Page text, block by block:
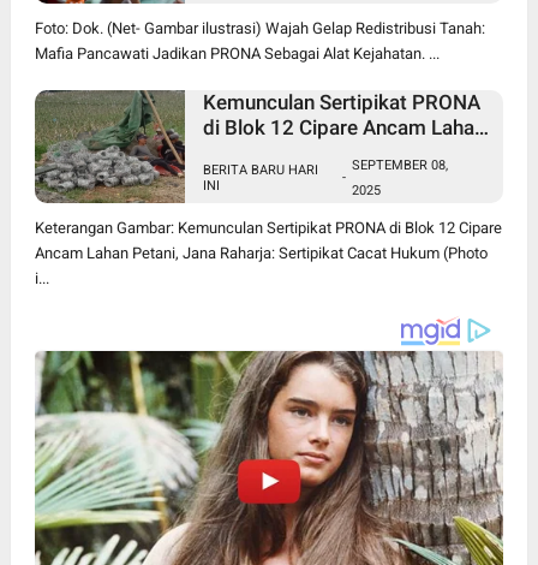
Foto: Dok. (Net- Gambar ilustrasi) Wajah Gelap Redistribusi Tanah:
Mafia Pancawati Jadikan PRONA Sebagai Alat Kejahatan. ...
Kemunculan Sertipikat PRONA
di Blok 12 Cipare Ancam Lahan
Cacat Hukum
BERITA BARU HARI
INI
-
SEPTEMBER 08,
2025
Keterangan Gambar: Kemunculan Sertipikat PRONA di Blok 12 Cipare
Ancam Lahan Petani, Jana Raharja: Sertipikat Cacat Hukum (Photo
i...